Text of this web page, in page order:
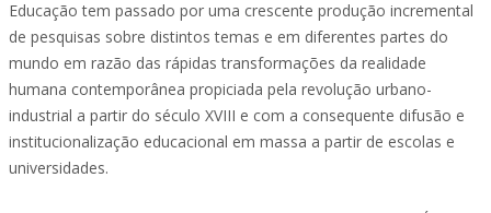
Educação tem passado por uma crescente produção incremental
de pesquisas sobre distintos temas e em diferentes partes do
mundo em razão das rápidas transformações da realidade
humana contemporânea propiciada pela revolução urbano-
industrial a partir do século XVIII e com a consequente difusão e
institucionalização educacional em massa a partir de escolas e
universidades.